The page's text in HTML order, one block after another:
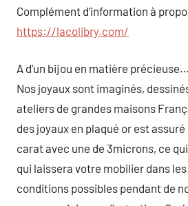
Complément d’information à
https://lacolibry.com/
A d’un bijou en matière
Nos joyaux sont imaginés,
ateliers de grandes maisons
des joyaux en plaqué or est assuré
carat avec une de 3microns, ce
qui laissera votre mobilier dans
conditions possibles pendant de